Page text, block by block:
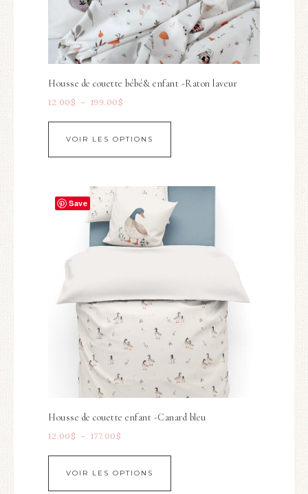
Housse de couette bébé& enfant -Raton laveur
12.00 $ – 199.00 $
VOIR LES OPTIONS
Save
Housse de couette enfant -Canard bleu
12.00 $ – 177.00 $
VOIR LES OPTIONS